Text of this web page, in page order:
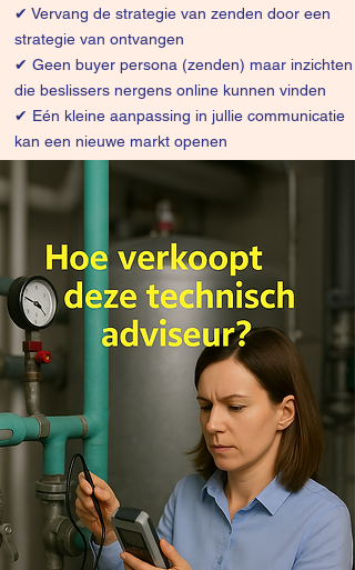
✔ Vervang de strategie van zenden door een
strategie van ontvangen
✔ Geen buyer persona (zenden) maar inzichten
die beslissers nergens online kunnen vinden
✔ Eén kleine aanpassing in jullie communicatie
kan een nieuwe markt openen